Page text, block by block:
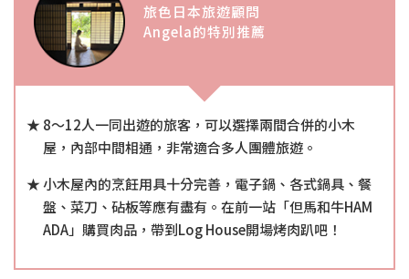
旅色日本旅遊顧問
Angela的特別推薦
8～12人一同出遊的旅客，可以選擇兩間合併的小木
屋，內部中間相通，非常適合多人團體旅遊。
小木屋內的烹飪用具十分完善，電子鍋、各式鍋具、餐
盤、菜刀、砧板等應有盡有。在前一站「但馬和牛HAM
ADA」購買肉品，帶到Log House開場烤肉趴吧！